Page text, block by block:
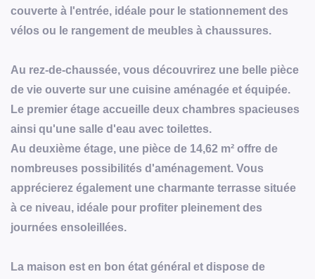
couverte à l'entrée, idéale pour le stationnement des
vélos ou le rangement de meubles à chaussures.
Au rez-de-chaussée, vous découvrirez une belle pièce
de vie ouverte sur une cuisine aménagée et équipée.
Le premier étage accueille deux chambres spacieuses
ainsi qu'une salle d'eau avec toilettes.
Au deuxième étage, une pièce de 14,62 m² offre de
nombreuses possibilités d'aménagement. Vous
apprécierez également une charmante terrasse située
à ce niveau, idéale pour profiter pleinement des
journées ensoleillées.
La maison est en bon état général et dispose de